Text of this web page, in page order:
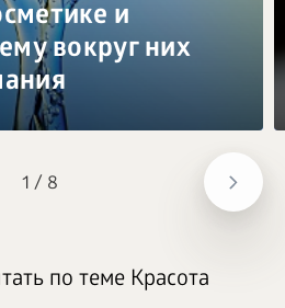
1 / 8
и
вокруг них
по теме Красота